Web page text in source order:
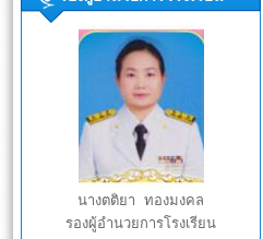
นางตติยา ทองมงคล
รองผู้อำนวยการโรงเรียน